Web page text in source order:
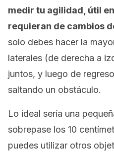
medir tu agilidad, útil
requieran de cambios
solo debes hacer la
laterales (de derecha a
juntos, y luego de
saltando un obstáculo.
Lo ideal sería una
sobrepase los 10
puedes utilizar otros